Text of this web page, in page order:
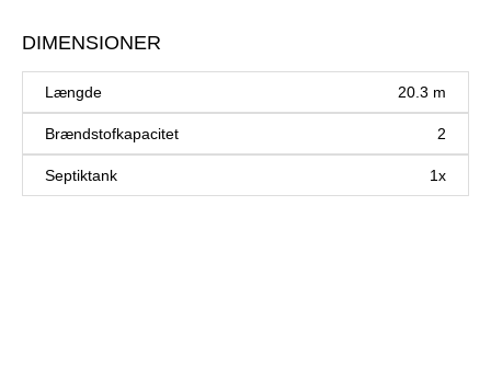
DIMENSIONER
Længde 20.3 m
Brændstofkapacitet 2
Septiktank 1x